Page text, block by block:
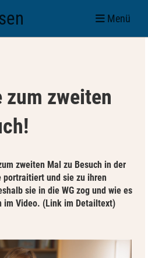
Menü
zweiten
zweiten Mal zu Besuch in der
portraitiert und sie zu ihren
sie in die WG zog und wie es
Video. (Link im Detailtext)